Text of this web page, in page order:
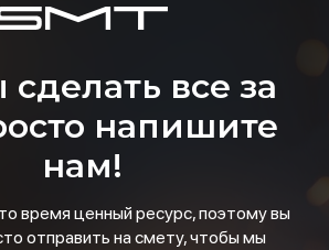
сделать все за
напишите
нам!
время ценный ресурс, поэтому вы
отправить на смету, чтобы мы